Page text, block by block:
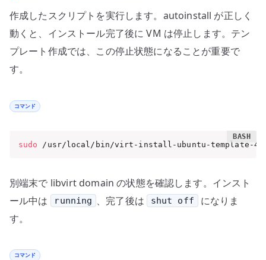
作成したスクリプトを実行します。autoinstall が正しく
動くと、インストール完了後に VM は停止します。テン
プレート作成では、この停止状態になることが重要で
す。
コマンド
sudo /usr/local/bin/virt-install-ubuntu-template-
別端末で libvirt domain の状態を確認します。インスト
ール中は
running 、完了後は shut off
になりま
す。
コマンド